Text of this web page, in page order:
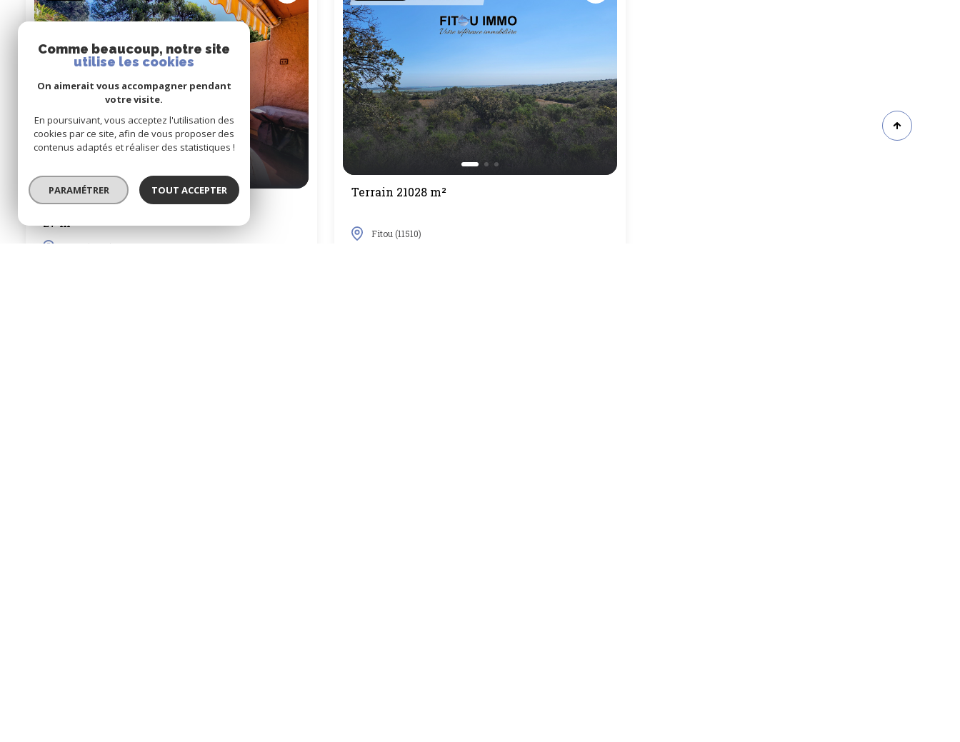
Rez de jardin 1 pièce(s)
27 m²
Fitou (11510)
Terrain 21028 m²
Fitou (11510)
Comme beaucoup, notre site
utilise les cookies
On aimerait vous accompagner pendant
votre visite.
En poursuivant, vous acceptez l'utilisation des
cookies par ce site, afin de vous proposer des
contenus adaptés et réaliser des statistiques !
PARAMÉTRER TOUT ACCEPTER